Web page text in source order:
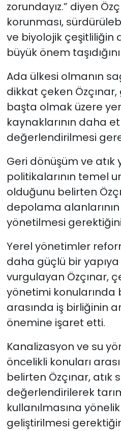
zorundayız.” diyen
korunması,
ve biyolojik çeşitliliğin
büyük önem
Ada ülkesi olmanın
dikkat çeken
başta olmak üzere
kaynaklarının daha
değerlendirilmesi
Geri dönüşüm ve
politikalarının temel
olduğunu belirten
depolama
yönetilmesi
Yerel yönetimler
daha güçlü bir
vurgulayan Özçınar,
yönetimi konularında
arasında iş birliğinin
önemine işaret etti.
Kanalizasyon ve su
öncelikli konuları
belirten Özçınar, atık
değerlendirilerek
kullanılmasına
geliştirilmesi